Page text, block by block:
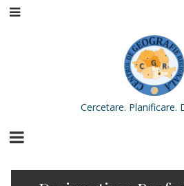
Cercetare. Planificare.